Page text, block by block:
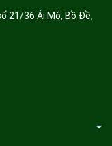
21/36 Ái Mộ, Bồ Đề,